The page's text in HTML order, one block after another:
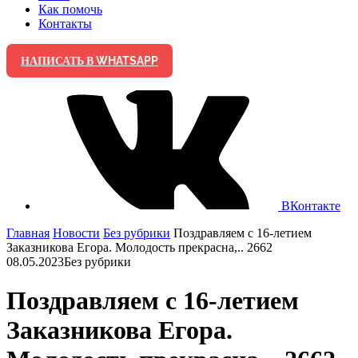
Как помочь
Контакты
НАПИСАТЬ В WHATSAPP
ВКонтакте
Главная Новости Без рубрики Поздравляем с 16-летием
Заказникова Егора. Молодость прекрасна,.. 2662
08.05.2023Без рубрики
Поздравляем с 16-летием
Заказникова Егора.